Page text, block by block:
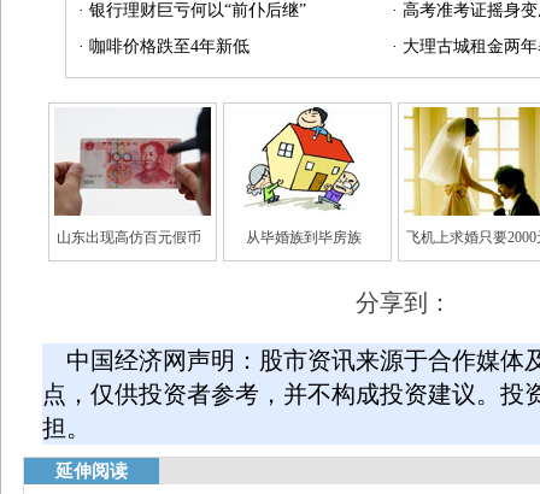
· 银行理财巨亏何以“前仆后继” · 高考准考证摇身
· 咖啡价格跌至4年新低 · 大理古城租金两
山东出现高仿百元假币 从毕婚族到毕房族 飞机上求婚只要2000
分享到：
中国经济网声明：股市资讯来源于合作媒体
点，仅供投资者参考，并不构成投资建议。投
担。
延伸阅读